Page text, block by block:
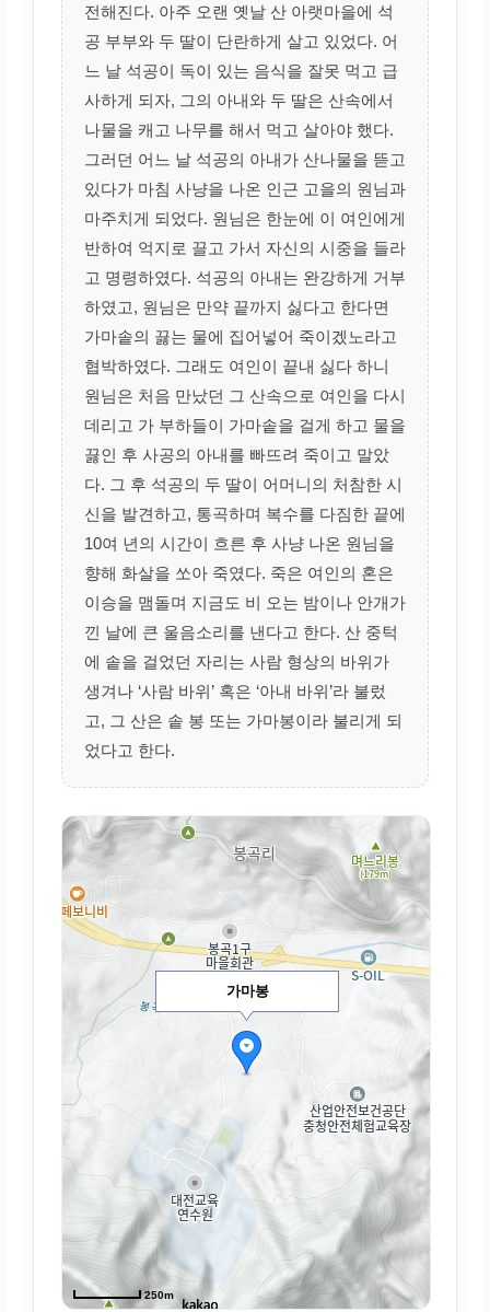
전해진다. 아주 오랜 옛날 산 아랫마을에 석
공 부부와 두 딸이 단란하게 살고 있었다. 어
느 날 석공이 독이 있는 음식을 잘못 먹고 급
사하게 되자, 그의 아내와 두 딸은 산속에서
나물을 캐고 나무를 해서 먹고 살아야 했다.
그러던 어느 날 석공의 아내가 산나물을 뜯고
있다가 마침 사냥을 나온 인근 고을의 원님과
마주치게 되었다. 원님은 한눈에 이 여인에게
반하여 억지로 끌고 가서 자신의 시중을 들라
고 명령하였다. 석공의 아내는 완강하게 거부
하였고, 원님은 만약 끝까지 싫다고 한다면
가마솥의 끓는 물에 집어넣어 죽이겠노라고
협박하였다. 그래도 여인이 끝내 싫다 하니
원님은 처음 만났던 그 산속으로 여인을 다시
데리고 가 부하들이 가마솥을 걸게 하고 물을
끓인 후 사공의 아내를 빠뜨려 죽이고 말았
다. 그 후 석공의 두 딸이 어머니의 처참한 시
신을 발견하고, 통곡하며 복수를 다짐한 끝에
10여 년의 시간이 흐른 후 사냥 나온 원님을
향해 화살을 쏘아 죽였다. 죽은 여인의 혼은
이승을 맴돌며 지금도 비 오는 밤이나 안개가
낀 날에 큰 울음소리를 낸다고 한다. 산 중턱
에 솥을 걸었던 자리는 사람 형상의 바위가
생겨나 ‘사람 바위’ 혹은 ‘아내 바위’라 불렀
고, 그 산은 솥 봉 또는 가마봉이라 불리게 되
었다고 한다.
가마봉
250m